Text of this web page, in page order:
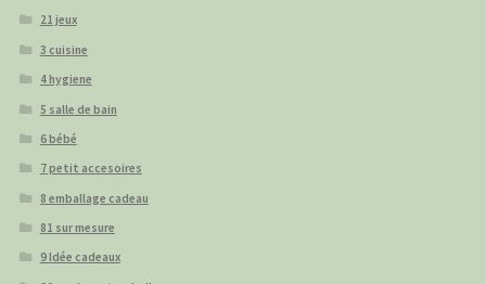
21 jeux
3 cuisine
4 hygiene
5 salle de bain
6 bébé
7 petit accesoires
8 emballage cadeau
81 sur mesure
9 Idée cadeaux